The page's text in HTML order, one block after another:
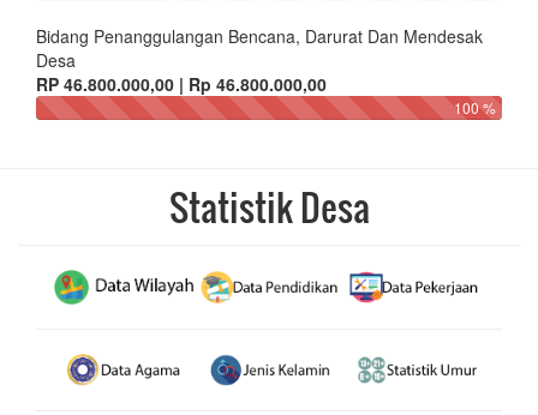
Bidang Penanggulangan Bencana, Darurat Dan Mendesak
Desa
RP 46.800.000,00 | Rp 46.800.000,00
100 %
Statistik Desa